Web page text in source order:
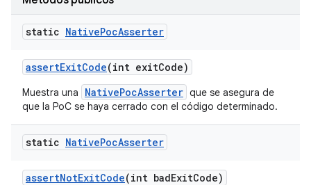
static NativePocAsserter
assertExitCode(int exitCode)
Muestra una NativePocAsserter que se asegura de
que la PoC se haya cerrado con el código determinado.
static NativePocAsserter
assertNotExitCode(int badExitCode)